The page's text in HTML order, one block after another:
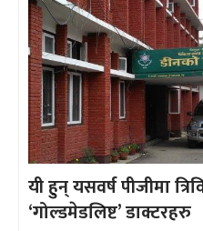
यी हुन् यसवर्ष पीजीमा
‘गोल्डमेडलिष्ट’ डाक्टरहरु